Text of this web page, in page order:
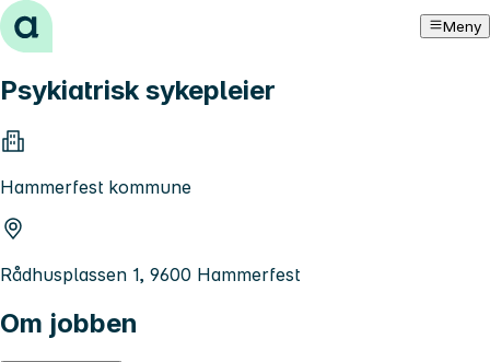
Hopp til innhold Meny
Psykiatrisk sykepleier
Hammerfest kommune
Rådhusplassen 1, 9600 Hammerfest
Om jobben